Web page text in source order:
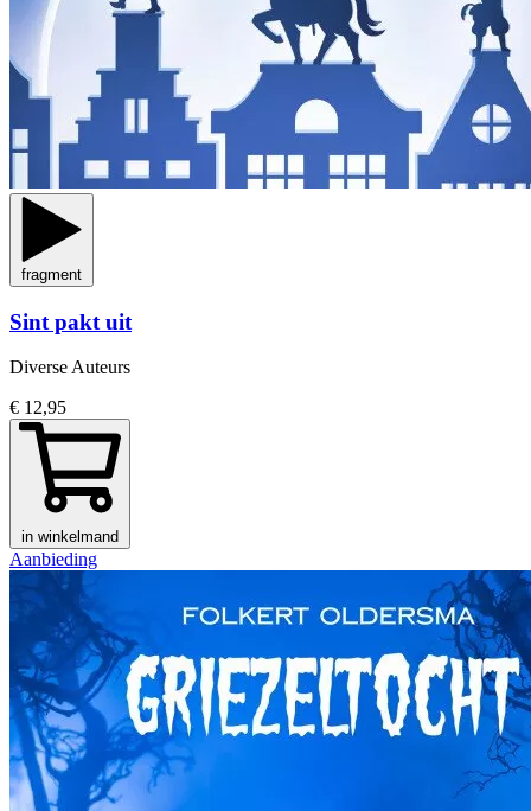
fragment
Sint pakt uit
Diverse Auteurs
€ 12,95
in winkelmand
Aanbieding